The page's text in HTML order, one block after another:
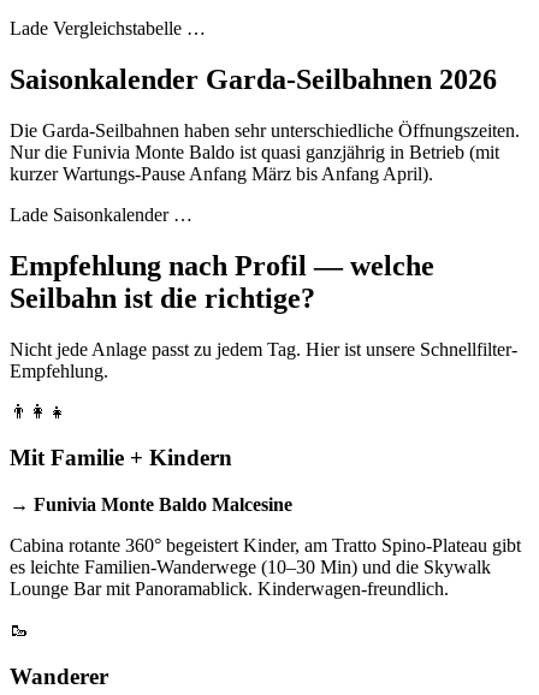
Lade Vergleichstabelle …
Saisonkalender Garda-Seilbahnen 2026
Die Garda-Seilbahnen haben sehr unterschiedliche Öffnungszeiten.
Nur die Funivia Monte Baldo ist quasi ganzjährig in Betrieb (mit
kurzer Wartungs-Pause Anfang März bis Anfang April).
Lade Saisonkalender …
Empfehlung nach Profil — welche
Seilbahn ist die richtige?
Nicht jede Anlage passt zu jedem Tag. Hier ist unsere Schnellfilter-
Empfehlung.
👨‍👩‍👧
Mit Familie + Kindern
→ Funivia Monte Baldo Malcesine
Cabina rotante 360° begeistert Kinder, am Tratto Spino-Plateau gibt
es leichte Familien-Wanderwege (10–30 Min) und die Skywalk
Lounge Bar mit Panoramablick. Kinderwagen-freundlich.
🥾
Wanderer